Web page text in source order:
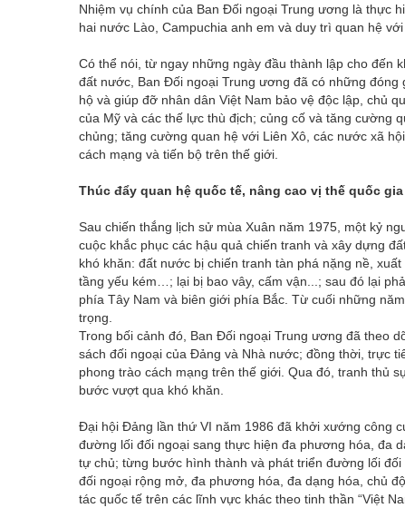
Nhiệm vụ chính của Ban Đối ngoại Trung ương là thực
hai nước Lào, Campuchia anh em và duy trì quan hệ
Có thể nói, từ ngay những ngày đầu thành lập cho đến
đất nước, Ban Đối ngoại Trung ương đã có những
hộ và giúp đỡ nhân dân Việt Nam bảo vệ độc lập, chủ
của Mỹ và các thế lực thù địch; củng cố và tăng cường
chủng; tăng cường quan hệ với Liên Xô, các nước xã
cách mạng và tiến bộ trên thế giới.
Thúc đẩy quan hệ quốc tế, nâng cao vị thế quốc gia
Sau chiến thắng lịch sử mùa Xuân năm 1975, một kỷ
cuộc khắc phục các hậu quả chiến tranh và xây dựng
khó khăn: đất nước bị chiến tranh tàn phá nặng nề,
tầng yếu kém…; lại bị bao vây, cấm vận...; sau đó lại
phía Tây Nam và biên giới phía Bắc. Từ cuối những
trọng.
Trong bối cảnh đó, Ban Đối ngoại Trung ương đã theo
sách đối ngoại của Đảng và Nhà nước; đồng thời, trực
phong trào cách mạng trên thế giới. Qua đó, tranh thủ
bước vượt qua khó khăn.
Đại hội Đảng lần thứ VI năm 1986 đã khởi xướng công
đường lối đối ngoại sang thực hiện đa phương hóa, đa
tự chủ; từng bước hình thành và phát triển đường lối
đối ngoại rộng mở, đa phương hóa, đa dạng hóa, chủ
tác quốc tế trên các lĩnh vực khác theo tinh thần “Việt